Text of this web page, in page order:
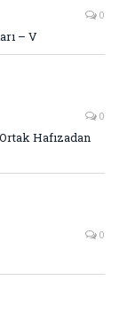
0
– V
0
Hafızadan
0